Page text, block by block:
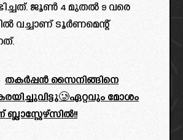
ജൂൺ 4 മുതൽ 9 വരെ
വച്ചാണ് ടൂർണമെന്റ്
തകർപ്പൻ സൈനിങ്ങിനെ
മോശം